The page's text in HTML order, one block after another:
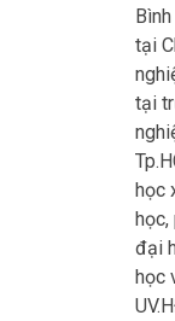
tại
tại
học
đại
học